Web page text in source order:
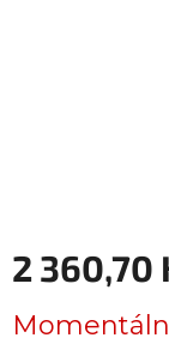
2 360,70
cena: